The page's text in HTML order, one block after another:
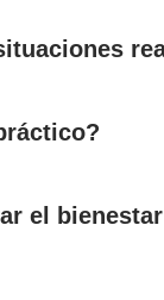
el bienestar